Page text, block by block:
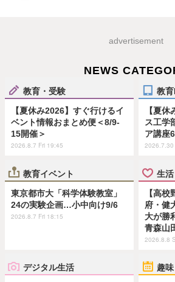
advertisement
NEWS
教育・受験
【夏休み2026】すぐ行けるイ
ベント情報おまとめ便＜8/9-
15開催＞
2026.8.7 Fri 19:45
教
【夏
ス工学
ア講座
教育イベント
東京都市大「科学体験教室」
24の実験企画…小中向け9/6
2026.8.7 Fri 18:15
生
【高
府・健
大が勝
青森山
2026.8.8
デジタル生活 趣